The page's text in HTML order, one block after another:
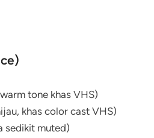
tone khas VHS)
khas color cast VHS)
sedikit muted)